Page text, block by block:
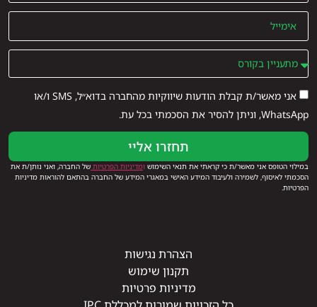
אני מאשר/ת קבלת הודעות שיווקיות מהחברה בדוא״ל, SMS ו/או
WhatsApp, וניתן להסיר את הסכמתי בכל עת.
תחזרו אליי
במילוי הטופס אני מאשר/ת כי קראתי את תנאי השימוש ומדיניות הפרטיות של החברה, ואני נותן/ת את
הסכמתי לאיסוף, לשמירה ולעיבוד המידע האישי במאגרי המידע של החברה בהתאם להוראות מדיניות
הפרטיות.
הצהרת נגישות
תקנון שימוש
מדיניות פרטיות